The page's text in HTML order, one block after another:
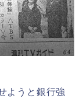
ようと銀行強